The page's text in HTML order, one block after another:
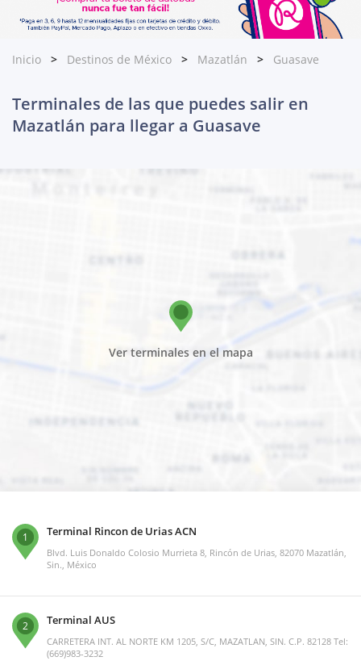
Inicio Destinos de México Mazatlán Guasave
Terminales de las que puedes salir en
Mazatlán para llegar a Guasave
Ver terminales en el mapa
1 Terminal Rincon de Urias ACN
Blvd. Luis Donaldo Colosio Murrieta 8, Rincón de Urias, 82070 Mazatlán,
Sin., México
2 Terminal AUS
CARRETERA INT. AL NORTE KM 1205, S/C, MAZATLAN, SIN. C.P. 82128 Tel:
(669)983-3232